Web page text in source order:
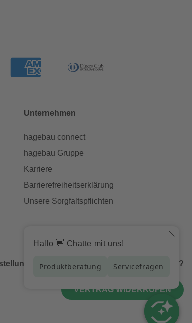
Unternehmen
hagebau connect
hagebau Gruppe
Karriere
Barrierefreiheitserklärung
Unsere Sorgfaltspflichten
bei uns und möchtest diese widerrufen?
VERTRAG WIDERRUFEN